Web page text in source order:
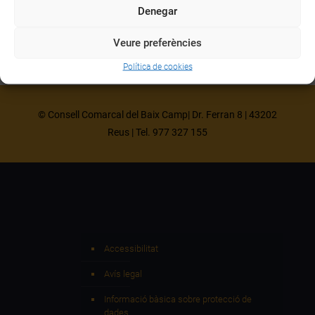
Denegar
Veure preferències
Política de cookies
© Consell Comarcal del Baix Camp| Dr. Ferran 8 | 43202
Reus | Tel. 977 327 155
Accessibilitat
Avís legal
Informació bàsica sobre protecció de
dades